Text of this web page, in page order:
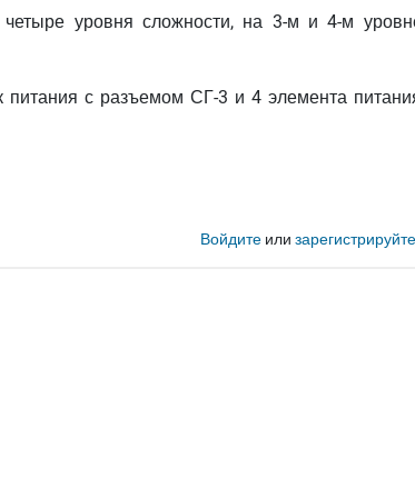
уровня сложности, на 3-м и 4-м
питания с разъемом СГ-3 и 4 элемента
Войдитеили